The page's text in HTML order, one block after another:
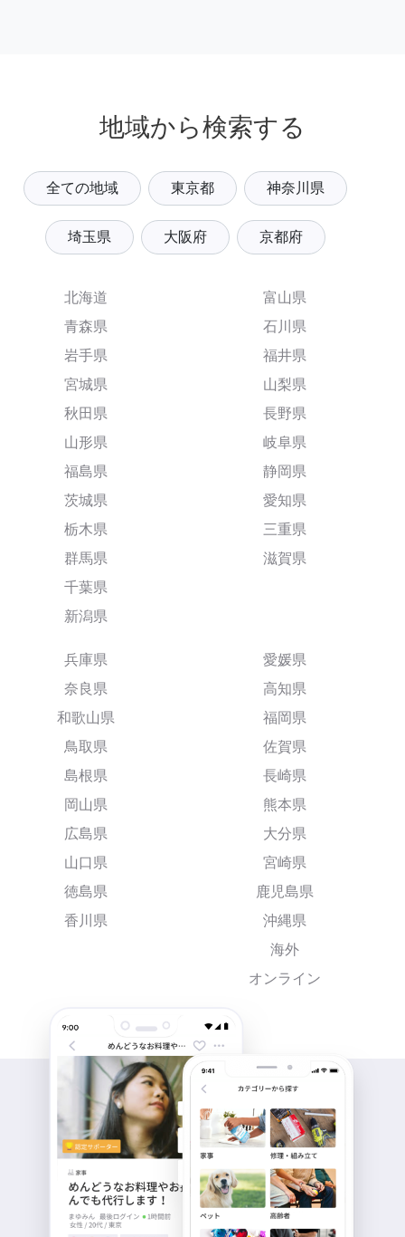
地域から検索する
全ての地域 東京都 神奈川県
埼玉県 大阪府 京都府
北海道
青森県
岩手県
宮城県
秋田県
山形県
福島県
茨城県
栃木県
群馬県
千葉県
新潟県
富山県
石川県
福井県
山梨県
長野県
岐阜県
静岡県
愛知県
三重県
滋賀県
兵庫県
奈良県
和歌山県
鳥取県
島根県
岡山県
広島県
山口県
徳島県
香川県
愛媛県
高知県
福岡県
佐賀県
長崎県
熊本県
大分県
宮崎県
鹿児島県
沖縄県
海外
オンライン